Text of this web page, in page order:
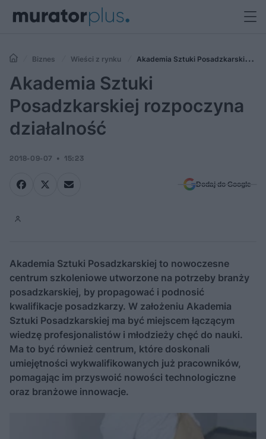
Biznes Wieści z rynku
Akademia Sztuki Posadzkarskiej
rozpoczyna działalność
Akademia Sztuki
Posadzkarskiej rozpoczyna
działalność
2018-09-07 15:23
Dodaj do Google
Akademia Sztuki Posadzkarskiej to nowoczesne
centrum szkoleniowe utworzone na potrzeby branży
posadzkarskiej, by propagować i podnosić
kwalifikacje posadzkarzy. W założeniu Akademia
Sztuki Posadzkarskiej ma być miejscem łączącym
wiedzę profesjonalistów i młodzieży chęć do nauki.
Ma to być również centrum, które doskonali
umiejętności wykwalifikowanych już pracowników,
pomagając im przyswoić nowości technologiczne
oraz branżowe innowacje.